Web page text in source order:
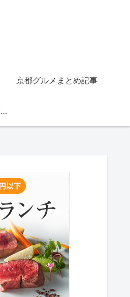
京都グルメまとめ記事
Hide Ads for Premium Members